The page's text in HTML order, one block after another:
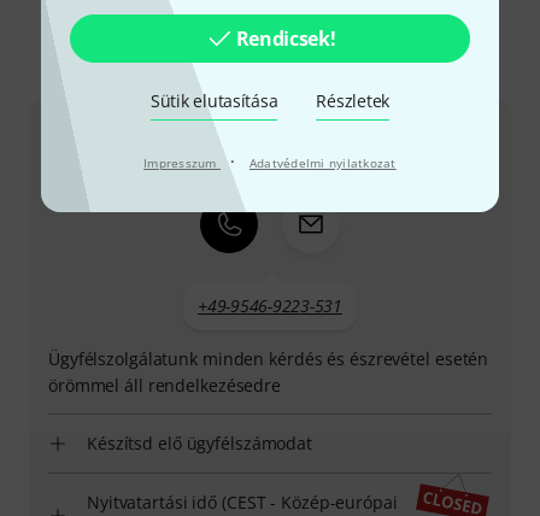
Rendicsek!
Sütik elutasítása Részletek
Impresszum · Adatvédelmi nyilatkozat
Így érhetsz el minket
Ügyfélszolgálat - Magyarország
+49-9546-9223-531
Ügyfélszolgálatunk minden kérdés és észrevétel esetén
örömmel áll rendelkezésedre
Készítsd elő ügyfélszámodat
Nyitvatartási idő (CEST - Közép-európai